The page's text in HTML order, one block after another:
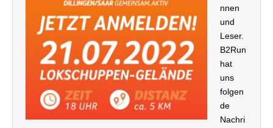
nnen
und
Leser.
B2Run
hat
uns
folgen
de
Nachri